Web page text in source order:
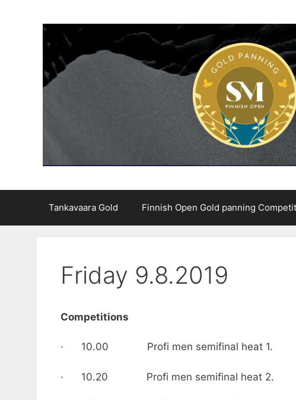
Tankavaara Gold Finnish Open Gold panning
Friday 9.8.2019
Competitions
· 10.00 Profi men semifinal heat 1.
· 10.20 Profi men semifinal heat 2.